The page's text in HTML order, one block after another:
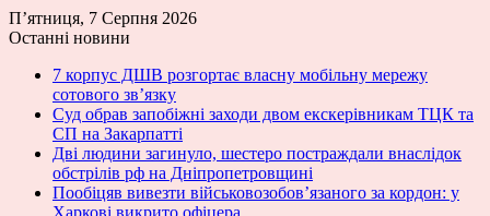
П’ятниця, 7 Серпня 2026
Останні новини
7 корпус ДШВ розгортає власну мобільну мережу
сотового зв’язку
Суд обрав запобіжні заходи двом екскерівникам ТЦК та
СП на Закарпатті
Дві людини загинуло, шестеро постраждали внаслідок
обстрілів рф на Дніпропетровщині
Пообіцяв вивезти військовозобов’язаного за кордон: у
Харкові викрито офіцера